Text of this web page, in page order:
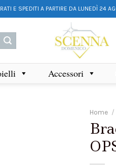
E SPEDITI A PARTIRE DA LUNEDÌ 24
Accessori
Home /